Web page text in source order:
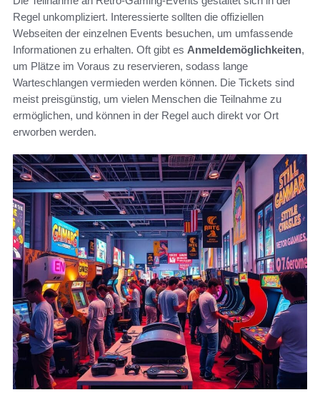
Regel unkompliziert. Interessierte sollten die offiziellen
Webseiten der einzelnen Events besuchen, um umfassende
Informationen zu erhalten. Oft gibt es Anmeldemöglichkeiten,
um Plätze im Voraus zu reservieren, sodass lange
Warteschlangen vermieden werden können. Die Tickets sind
meist preisgünstig, um vielen Menschen die Teilnahme zu
ermöglichen, und können in der Regel auch direkt vor Ort
erworben werden.